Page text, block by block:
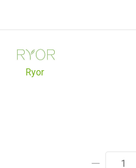
Ryor